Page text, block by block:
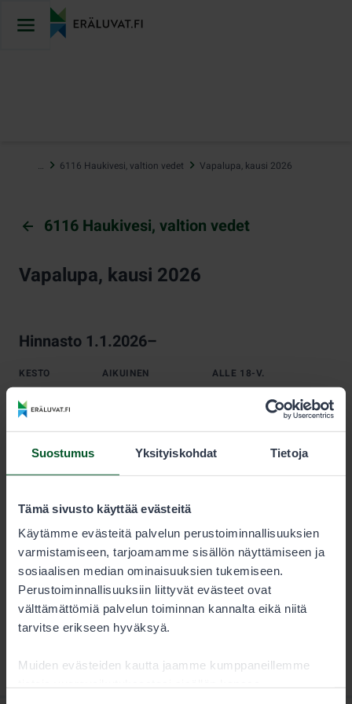
Suostumus Yksityiskohdat Tietoja
Tämä sivusto käyttää evästeitä
Käytämme evästeitä palvelun perustoiminnallisuuksien
varmistamiseen, tarjoamamme sisällön näyttämiseen ja
sosiaalisen median ominaisuuksien tukemiseen.
Perustoiminnallisuuksiin liittyvät evästeet ovat
välttämättömiä palvelun toiminnan kannalta eikä niitä
tarvitse erikseen hyväksyä.
Muiden evästeiden kautta jaamme kumppaneillemme
sisältöön
… 6116 Haukivesi, valtion vedet Vapalupa, kausi 2026
6116 Haukivesi, valtion vedet
Vapalupa, kausi 2026
Hinnasto 1.1.2026–
KESTO AIKUINEN ALLE 18-V.
Kausi
Alle 18-vuotias saa vapaluvan puoleen hintaan.
kuuluvan aikuisen vapaluvalla samaan saaliskiintiöön,
jolloin hän ei tarvitse omaa vapalupaa.